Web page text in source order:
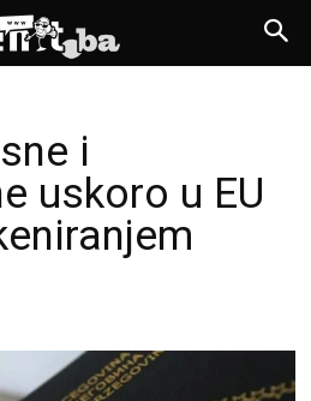
i
uskoro u EU